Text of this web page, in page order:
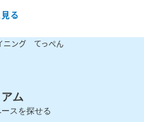
る
ニング てっぺん
ム
スを探せる